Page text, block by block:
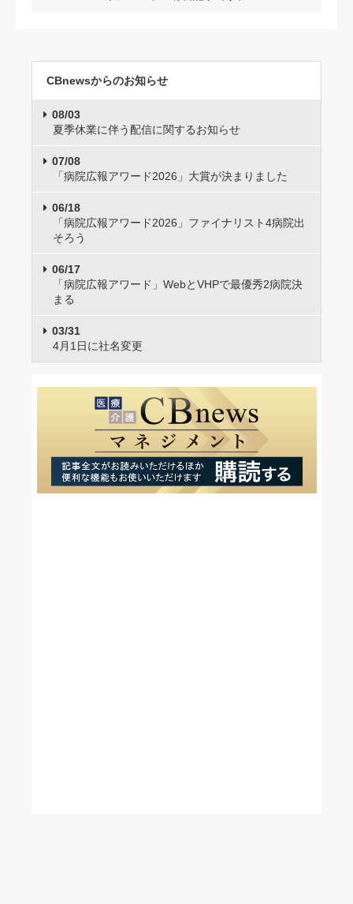
CBnewsからのお知らせ
08/03
夏季休業に伴う配信に関するお知らせ
07/08
「病院広報アワード2026」大賞が決まりました
06/18
「病院広報アワード2026」ファイナリスト4病院出
そろう
06/17
「病院広報アワード」WebとVHPで最優秀2病院決
まる
03/31
4月1日に社名変更